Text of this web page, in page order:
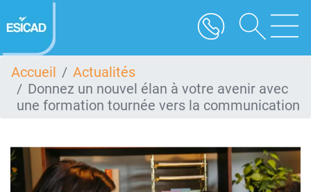
au
contenu
Accueil
Actualités
Donnez un nouvel élan à votre avenir avec
une formation tournée vers la communication